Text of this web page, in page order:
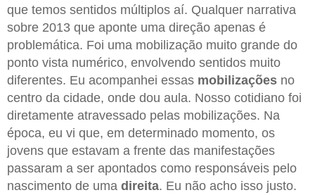
que temos sentidos múltiplos aí. Qualquer narrativa
sobre 2013 que aponte uma direção apenas é
problemática. Foi uma mobilização muito grande do
ponto vista numérico, envolvendo sentidos muito
diferentes. Eu acompanhei essas mobilizações no
centro da cidade, onde dou aula. Nosso cotidiano foi
diretamente atravessado pelas mobilizações. Na
época, eu vi que, em determinado momento, os
jovens que estavam a frente das manifestações
passaram a ser apontados como responsáveis pelo
nascimento de uma direita. Eu não acho isso justo.